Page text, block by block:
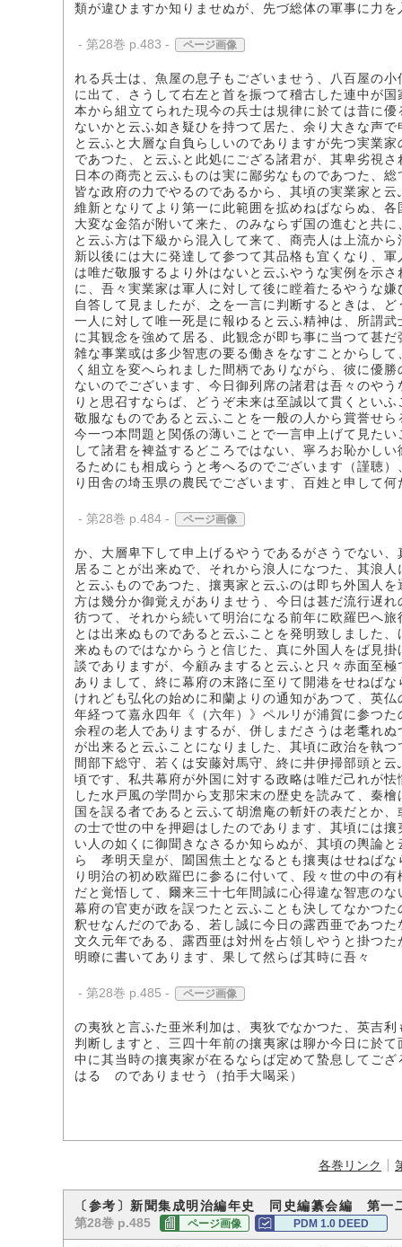
類が違ひますか知りませぬが、先づ総体の軍事に力を
- 第28巻 p.483 - ページ画像
れる兵士は、魚屋の息子もございませう、八百屋の
に出て、さうして右左と首を振つて稽古した連中が
本から組立てられた現今の兵士は規律に於ては昔に
ないかと云ふ如き疑ひを持つて居た、余り大きな声
と云ふと大層な自負らしいのでありますが先つ実業
であつた、と云ふと此処にござる諸君が、其卑劣視
日本の商売と云ふものは実に鄙劣なものであつた、
皆な政府の力でやるのであるから、其頃の実業家と
維新となりてより第一に此範囲を拡めねばならぬ、
大変な金箔が附いて来た、のみならず国の進むと共
と云ふ方は下級から混入して来て、商売人は上流か
新以後には大に発達して参つて其品格も宜くなり、
は唯だ敬服するより外はないと云ふやうな実例を示
に、吾々実業家は軍人に対して後に瞠着たるやうな
自答して見ましたが、之を一言に判断するときは、
一人に対して唯一死是に報ゆると云ふ精神は、所謂
に其観念を強めて居る、此観念が即ち事に当つて甚
雑な事業或は多少智恵の要る働きをなすことからし
く組立を変へられました間柄でありながら、彼に優
ないのでございます、今日御列席の諸君は吾々のや
りと思召すならば、どうぞ未来は至誠以て貫くとい
敬服なものであると云ふことを一般の人から賞誉せ
今一つ本問題と関係の薄いことで一言申上げて見た
して諸君を裨益するどころではない、寧ろお恥かし
るためにも相成らうと考へるのでございます（謹聴
り田舎の埼玉県の農民でございます、百姓と申して何
- 第28巻 p.484 - ページ画像
か、大層卑下して申上げるやうであるがさうでない
居ることが出来ぬで、それから浪人になつた、其浪
と云ふものであつた、攘夷家と云ふのは即ち外国人
方は幾分か御覚えがありませう、今日は甚だ流行遅
彷つて、それから続いて明治になる前年に欧羅巴へ
とは出来ぬものであると云ふことを発明致しました
来ぬものではなからうと信じた、真に外国人をば見
談でありますが、今顧みますると云ふと只々赤面至
ありまして、終に幕府の末路に至りて開港をせねば
けれども弘化の始めに和蘭よりの通知があつて、英
年経つて嘉永四年《（六年）》ペルリが浦賀に参つ
余程の老人でありまするが、併しまださうは老耄れ
が出来ると云ふことになりました、其頃に政治を執
間部下総守、若くは安藤対馬守、終に井伊掃部頭と
頃です、私共幕府が外国に対する政略は唯だ己れが
した水戸風の学問から支那宋末の歴史を読みて、秦
国を誤る者であると云ふて胡澹庵の斬奸の表だとか
の士で世の中を押廻はしたのであります、其頃には
い人の如くに御聞きなさるか知らぬが、其頃の輿論
ら 孝明天皇が、闔国焦土となるとも攘夷はせねば
り明治の初め欧羅巴に参るに付いて、段々世の中の
だと覚悟して、爾来三十七年間誠に心得違な智恵の
幕府の官吏が政を誤つたと云ふことも決してなかつ
釈せなんだのである、若し誠に今日の露西亜であつ
文久元年である、露西亜は対州を占領しやうと掛つ
明瞭に書いてあります、果して然らば其時に吾々
- 第28巻 p.485 - ページ画像
の夷狄と言ふた亜米利加は、夷狄でなかつた、英吉
判断しますと、三四十年前の攘夷家は聊か今日に於
中に其当時の攘夷家が在るならば定めて蟄息してご
はるゝのでありませう（拍手大喝采）
各巻リンク
〔参考〕新聞集成明治編年史 同史編纂会編 第
第28巻 p.485 ページ画像 PDM 1.0 DEED